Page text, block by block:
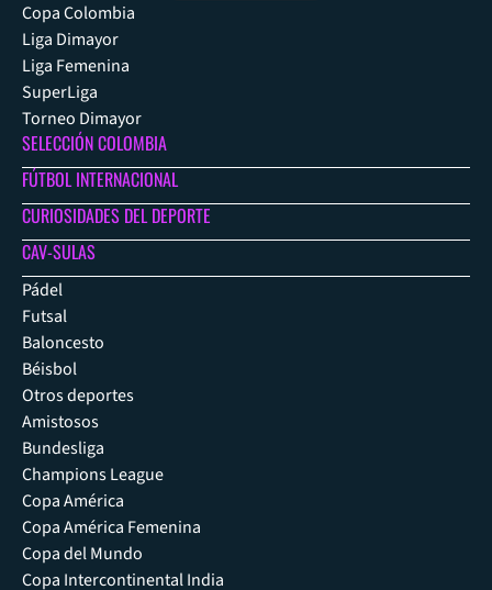
Copa Colombia
Liga Dimayor
Liga Femenina
SuperLiga
Torneo Dimayor
SELECCIÓN COLOMBIA
FÚTBOL INTERNACIONAL
CURIOSIDADES DEL DEPORTE
CAV-SULAS
Pádel
Futsal
Baloncesto
Béisbol
Otros deportes
Amistosos
Bundesliga
Champions League
Copa América
Copa América Femenina
Copa del Mundo
Copa Intercontinental India